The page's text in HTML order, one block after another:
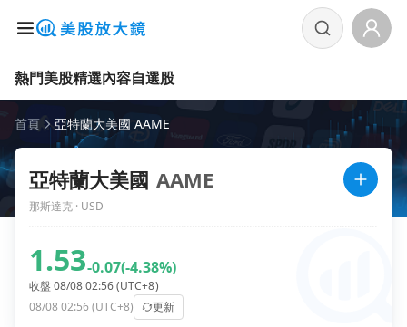
熱門美股精選內容自選股
首頁 亞特蘭大美國 AAME
亞特蘭大美國 AAME
那斯達克 · USD
1.53-0.07(-4.38%)
收盤 08/08 02:56 (UTC+8)
08/08 02:56 (UTC+8)
更新